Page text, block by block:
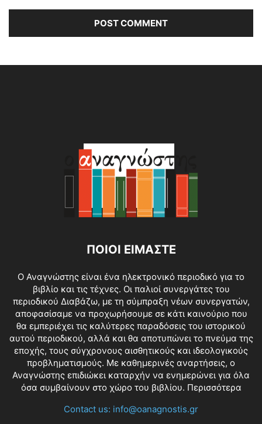
ΠΟΙΟΙ ΕΙΜΑΣΤΕ
O Αναγνώστης είναι ένα ηλεκτρονικό περιοδικό για το
βιβλίο και τις τέχνες. Οι παλιοί συνεργάτες του
περιοδικού Διαβάζω, με τη σύμπραξη νέων συνεργατών,
αποφασίσαμε να προχωρήσουμε σε κάτι καινούριο που
θα εμπεριέχει τις καλύτερες παραδόσεις του ιστορικού
αυτού περιοδικού, αλλά και θα αποτυπώνει το πνεύμα της
εποχής, τους σύγχρονους αισθητικούς και ιδεολογικούς
προβληματισμούς. Με καθημερινές αναρτήσεις, ο
Αναγνώστης επιδιώκει καταρχήν να ενημερώνει για όλα
όσα συμβαίνουν στο χώρο του βιβλίου. Περισσότερα
Contact us: info@oanagnostis.gr